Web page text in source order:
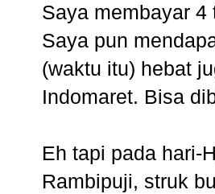
Saya membayar
Saya pun
(waktu itu) hebat
Indomaret. Bisa
Eh tapi pada hari-
Rambipuji, struk